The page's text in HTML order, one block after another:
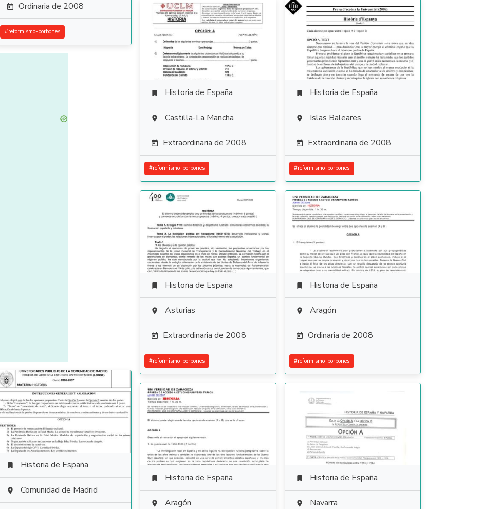
 Ordinaria de 2008
#reformismo-borbones
 Historia de España
 Castilla-La Mancha
 Extraordinaria de 2008
#reformismo-borbones
 Historia de España
 Islas Baleares
 Extraordinaria de 2008
#reformismo-borbones
 Historia de España
 Asturias
 Extraordinaria de 2008
#reformismo-borbones
 Historia de España
 Aragón
 Ordinaria de 2008
#reformismo-borbones
 Historia de España
 Comunidad de Madrid
 Historia de España
 Aragón
 Historia de España
 Navarra